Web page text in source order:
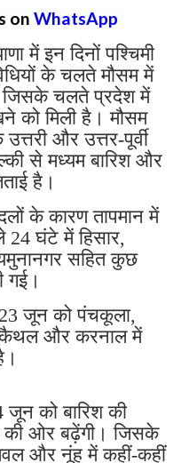
on WhatsApp
में इन दिनों पश्चिमी
के चलते मौसम में
जिसके चलते प्रदेश में
को मिली है। मौसम
और उत्तर-पूर्वी
से मध्यम बारिश और
है।
के कारण तापमान में
24 घंटे में हिसार,
सहित कुछ
गई।
जून को पंचकूला,
कैथल और करनाल में
जून को बारिश की
की ओर बढ़ेंगी। जिसके
और नूंह में कहीं-कहीं